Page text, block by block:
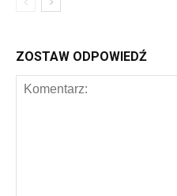
ZOSTAW ODPOWIEDŹ